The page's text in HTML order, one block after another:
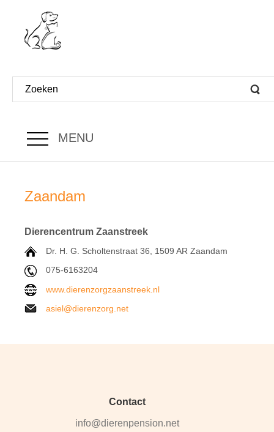
MENU
Zaandam
Dierencentrum Zaanstreek
Dr. H. G. Scholtenstraat 36, 1509 AR Zaandam
075-6163204
www.dierenzorgzaanstreek.nl
asiel@dierenzorg.net
Contact
info@dierenpension.net